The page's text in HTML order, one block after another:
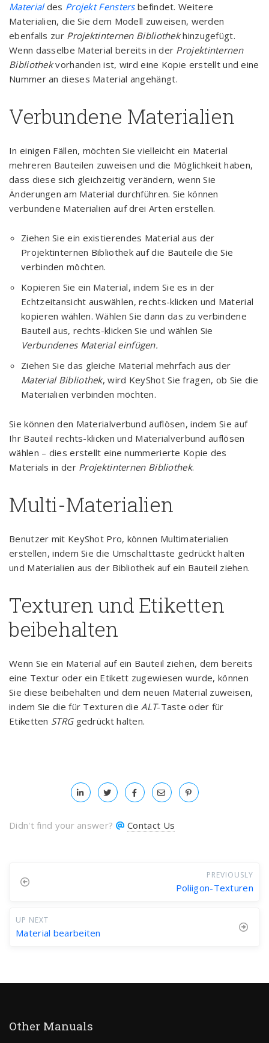
Materialdes Projekt Fenstersbefindet. Weitere
Materialien, die Sie dem Modell zuweisen, werden
ebenfalls zur Projektinternen Bibliothekhinzugefügt.
Wenn dasselbe Material bereits in der Projektinternen
Bibliothekvorhanden ist, wird eine Kopie erstellt und eine
Nummer an dieses Material angehängt.
Verbundene Materialien
In einigen Fällen, möchten Sie vielleicht ein Material
mehreren Bauteilen zuweisen und die Möglichkeit haben,
dass diese sich gleichzeitig verändern, wenn Sie
Änderungen am Material durchführen. Sie können
verbundene Materialien auf drei Arten erstellen.
Ziehen Sie ein existierendes Material aus der
Projektinternen Bibliothek auf die Bauteile die Sie
verbinden möchten.
Kopieren Sie ein Material, indem Sie es in der
Echtzeitansicht auswählen, rechts-klicken und Material
kopieren wählen. Wählen Sie dann das zu verbindene
Bauteil aus, rechts-klicken Sie und wählen Sie
Verbundenes Material einfügen.
Ziehen Sie das gleiche Material mehrfach aus der
Material Bibliothek, wird KeyShot Sie fragen, ob Sie die
Materialien verbinden möchten.
Sie können den Materialverbund auflösen, indem Sie auf
Ihr Bauteil rechts-klicken und Materialverbund auflösen
wählen – dies erstellt eine nummerierte Kopie des
Materials in der Projektinternen Bibliothek.
Multi-Materialien
Benutzer mit KeyShot Pro, können Multimaterialien
erstellen, indem Sie die Umschalttaste gedrückt halten
und Materialien aus der Bibliothek auf ein Bauteil ziehen.
Texturen und Etiketten
beibehalten
Wenn Sie ein Material auf ein Bauteil ziehen, dem bereits
eine Textur oder ein Etikett zugewiesen wurde, können
Sie diese beibehalten und dem neuen Material zuweisen,
indem Sie die für Texturen dieALT-Taste oder für
Etiketten STRGgedrückt halten.
Didn't find your answer? Contact Us
PREVIOUSLY
Poliigon-Texturen
UP NEXT
Material bearbeiten
Other Manuals